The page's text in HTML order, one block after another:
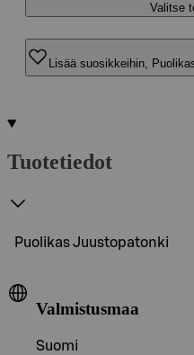
Valitse
Lisää suosikkeihin,
Tuotetiedot
Puolikas Juustopatonki
Valmistusmaa
Suomi